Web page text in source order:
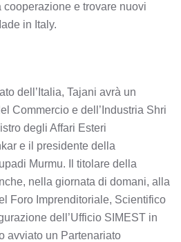
cooperazione e trovare nuovi
in Italy.
dell’Italia, Tajani avrà un
Commercio e dell’Industria Shri
degli Affari Esteri
e il presidente della
Murmu. Il titolare della
nella giornata di domani, alla
Foro Imprenditoriale, Scientifico
dell’Ufficio SIMEST in
avviato un Partenariato